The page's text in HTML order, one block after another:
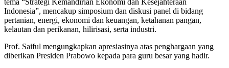
tema “Strategi Kemandirian Ekonomi dan Kesejahteraan
Indonesia”, mencakup simposium dan diskusi panel di bidang
pertanian, energi, ekonomi dan keuangan, ketahanan pangan,
kelautan dan perikanan, hilirisasi, serta industri.
Prof. Saiful mengungkapkan apresiasinya atas penghargaan yang
diberikan Presiden Prabowo kepada para guru besar yang hadir.